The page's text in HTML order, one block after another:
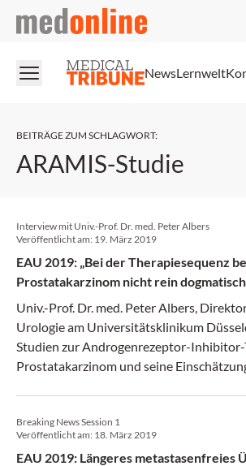
medonline
NewsLernwelt
BEITRÄGE ZUM SCHLAGWORT:
ARAMIS-Studie
Interview mit Univ.-Prof. Dr. med. Peter Albers
Veröffentlicht am: 19. März 2019
EAU 2019: „Bei der Therapiesequenz
Prostatakarzinom nicht rein
Univ.-Prof. Dr. med. Peter Albers,
Urologie am Universitätsklinikum
Studien zur Androgenrezeptor-
Prostatakarzinom und seine
Breaking News Session 1
Veröffentlicht am: 18. März 2019
EAU 2019: Längeres metastasenfreies